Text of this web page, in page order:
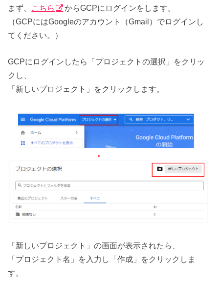
まず、 こちら
からGCPにログインをします。
（GCPにはGoogleのアカウント（Gmail）でログインし
てください。）
GCPにログインしたら「プロジェクトの選択」をクリッ
クし、
「新しいプロジェクト」をクリックします。
「新しいプロジェクト」の画面が表示されたら、
「プロジェクト名」を入力し「作成」をクリックしま
す。